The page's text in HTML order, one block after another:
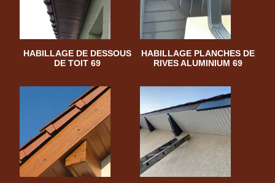
HABILLAGE DE DESSOUS
DE TOIT 69
HABILLAGE PLANCHES DE
RIVES ALUMINIUM 69